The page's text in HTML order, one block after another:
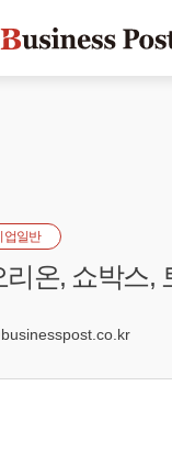
업일반
온, 쇼박스,